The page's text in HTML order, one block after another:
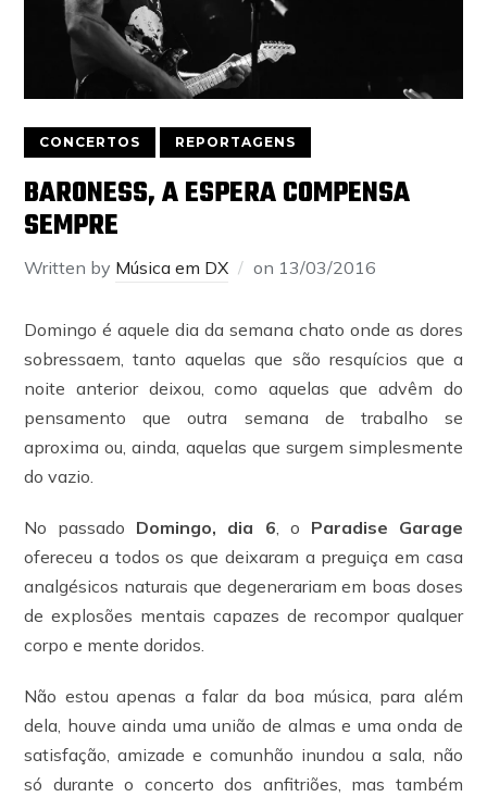
CONCERTOS REPORTAGENS
BARONESS, A ESPERA COMPENSA
SEMPRE
Written by Música em DX on 13/03/2016
Domingo é aquele dia da semana chato onde as dores
sobressaem, tanto aquelas que são resquícios que a
noite anterior deixou, como aquelas que advêm do
pensamento que outra semana de trabalho se
aproxima ou, ainda, aquelas que surgem simplesmente
do vazio.
No passado Domingo, dia 6, o Paradise Garage
ofereceu a todos os que deixaram a preguiça em casa
analgésicos naturais que degenerariam em boas doses
de explosões mentais capazes de recompor qualquer
corpo e mente doridos.
Não estou apenas a falar da boa música, para além
dela, houve ainda uma união de almas e uma onda de
satisfação, amizade e comunhão inundou a sala, não
só durante o concerto dos anfitriões, mas também